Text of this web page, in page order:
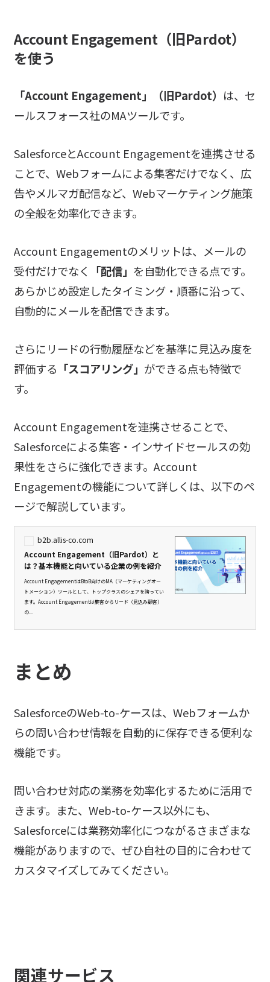
Account Engagement（旧Pardot）
を使う
「Account Engagement」（旧Pardot） は、セ
ールスフォース社のMAツールです。
SalesforceとAccount Engagementを連携させる
ことで、Webフォームによる集客だけでなく、広
告やメルマガ配信など、Webマーケティング施策
の全般を効率化できます。
Account Engagementのメリットは、メールの
受付だけでなく
「配信」 を自動化できる点です。
あらかじめ設定したタイミング・順番に沿って、
自動的にメールを配信できます。
さらにリードの行動履歴などを基準に見込み度を
評価する 「スコアリング」 ができる点も特徴で
す。
Account Engagementを連携させることで、
Salesforceによる集客・インサイドセールスの効
果性をさらに強化できます。Account
Engagementの機能について詳しくは、以下のペ
ージで解説しています。
b2b.allis-co.com
Account Engagement（旧Pardot）と
は？基本機能と向いている企業の例を紹介
Account EngagementはBtoB向けのMA（マーケティングオー
トメーション）ツールとして、トップクラスのシェアを誇ってい
ます。Account Engagementは集客からリード（見込み顧客）
の...
まとめ
SalesforceのWeb-to-ケースは、Webフォームか
らの問い合わせ情報を自動的に保存できる便利な
機能です。
問い合わせ対応の業務を効率化するために活用で
きます。また、Web-to-ケース以外にも、
Salesforceには業務効率化につながるさまざまな
機能がありますので、ぜひ自社の目的に合わせて
カスタマイズしてみてください。
関連サービス